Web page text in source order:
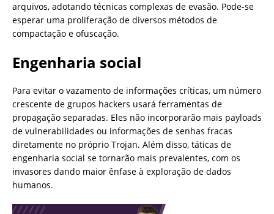
arquivos, adotando técnicas complexas de evasão. Pode-se
esperar uma proliferação de diversos métodos de
compactação e ofuscação.
Engenharia social
Para evitar o vazamento de informações críticas, um número
crescente de grupos hackers usará ferramentas de
propagação separadas. Eles não incorporarão mais payloads
de vulnerabilidades ou informações de senhas fracas
diretamente no próprio Trojan. Além disso, táticas de
engenharia social se tornarão mais prevalentes, com os
invasores dando maior ênfase à exploração de dados
humanos.